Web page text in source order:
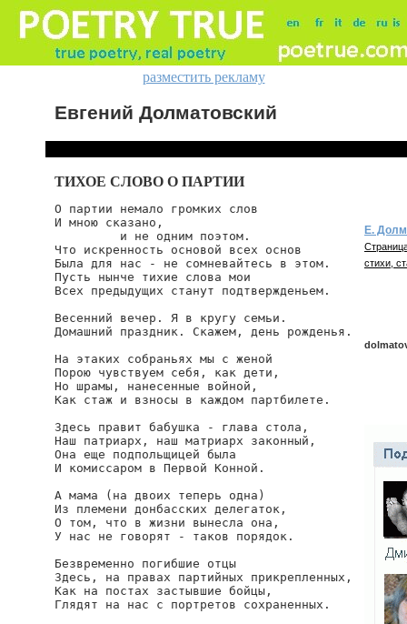
разместить рекламу
Евгений Долматовский
ТИХОЕ СЛОВО О ПАРТИИ
О партии немало громких слов
И мною сказано,
         и не одним поэтом.
Что искренность основой всех основ
Была для нас - не сомневайтесь в этом.
Пусть нынче тихие слова мои
Всех предыдущих станут подтвержденьем.
Весенний вечер. Я в кругу семьи.
Домашний праздник. Скажем, день рожденья.
На этаких собраньях мы с женой
Порою чувствуем себя, как дети,
Но шрамы, нанесенные войной,
Как стаж и взносы в каждом партбилете.
Здесь правит бабушка - глава стола,
Наш патриарх, наш матриарх законный,
Она еще подпольщицей была
И комиссаром в Первой Конной.
А мама (на двоих теперь одна)
Из племени донбасских делегаток,
О том, что в жизни вынесла она,
У нас не говорят - таков порядок.
Безвременно погибшие отцы
Здесь, на правах партийных прикрепленных,
Как на постах застывшие бойцы,
Глядят на нас с портретов сохраненных.
Е.
стихи,